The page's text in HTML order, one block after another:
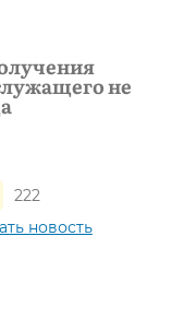
не
222
новость